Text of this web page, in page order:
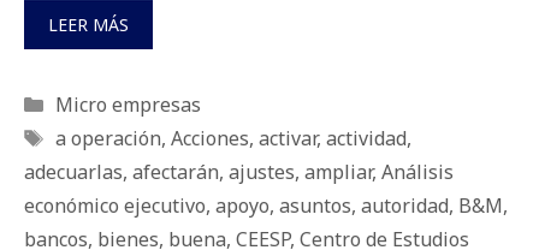
LEER MÁS
Categorías
Micro empresas
Etiquetas
a operación, Acciones, activar, actividad,
adecuarlas, afectarán, ajustes, ampliar, Análisis
económico ejecutivo, apoyo, asuntos, autoridad, B&M,
bancos, bienes, buena, CEESP, Centro de Estudios